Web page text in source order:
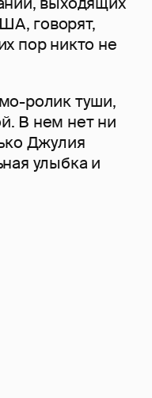
говорят,
пор никто не
ролик туши,
В нем нет ни
Джулия
улыбка и